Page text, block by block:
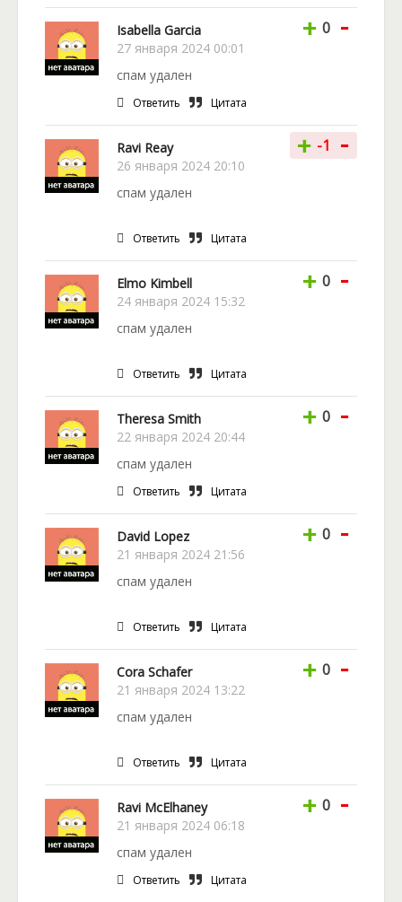
Isabella Garcia
27 января 2024 00:01
+ 0 -
спам удален
Ответить Цитата
Ravi Reay
26 января 2024 20:10
+ -1 -
спам удален
Ответить Цитата
Elmo Kimbell
24 января 2024 15:32
+ 0 -
спам удален
Ответить Цитата
Theresa Smith
22 января 2024 20:44
+ 0 -
спам удален
Ответить Цитата
David Lopez
21 января 2024 21:56
+ 0 -
спам удален
Ответить Цитата
Cora Schafer
21 января 2024 13:22
+ 0 -
спам удален
Ответить Цитата
Ravi McElhaney
21 января 2024 06:18
+ 0 -
спам удален
Ответить Цитата